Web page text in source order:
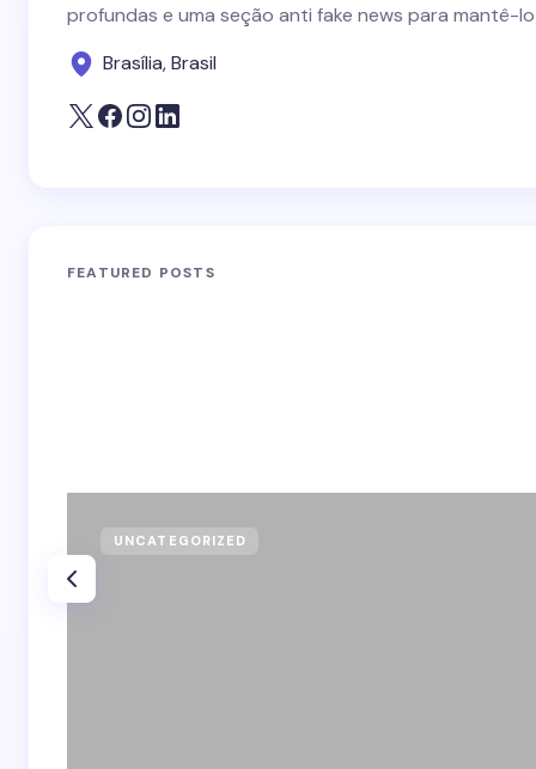
profundas e uma seção anti fake news para mantê-
Brasília, Brasil
FEATURED POSTS
UNCATEGORIZED